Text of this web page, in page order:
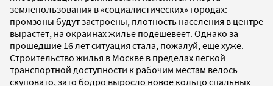
землепользования в «социалистических» городах:
промзоны будут застроены, плотность населения в центре
вырастет, на окраинах жилье подешевеет. Однако за
прошедшие 16 лет ситуация стала, пожалуй, еще хуже.
Строительство жилья в Москве в пределах легкой
транспортной доступности к рабочим местам велось
скуповато, зато бодро выросло новое кольцо спальных